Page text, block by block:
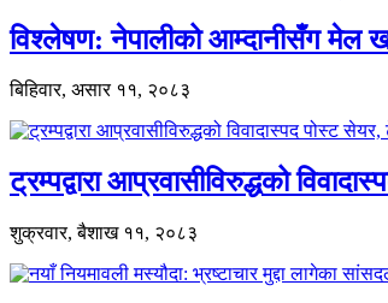
विश्लेषण: नेपालीको आम्दानीसँग मेल
बिहिवार, असार ११, २०८३
ट्रम्पद्वारा आप्रवासीविरुद्धको
शुक्रवार, बैशाख ११, २०८३